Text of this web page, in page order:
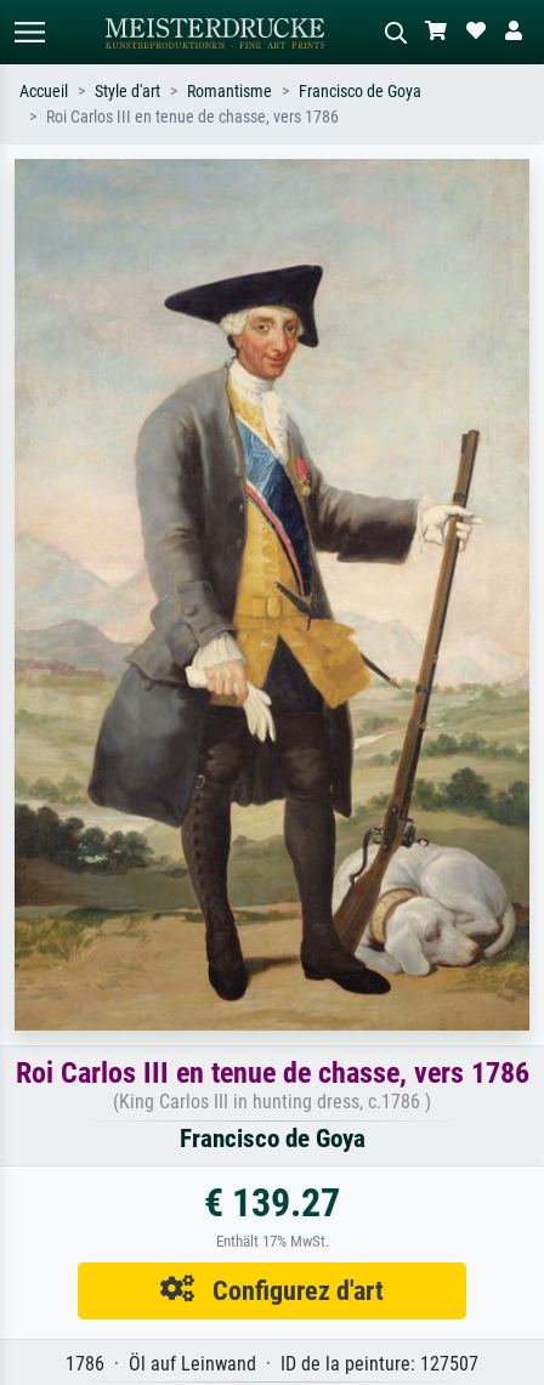
Accueil Style d'art Romantisme
Francisco de Goya
Roi Carlos III en tenue de chasse, vers 1786
Roi Carlos III en tenue de chasse, vers 1786
(King Carlos III in hunting dress, c.1786 )
Francisco de Goya
€ 139.27
Enthält 17% MwSt.
Configurez d'art
1786 · Öl auf Leinwand · ID de la peinture: 127507